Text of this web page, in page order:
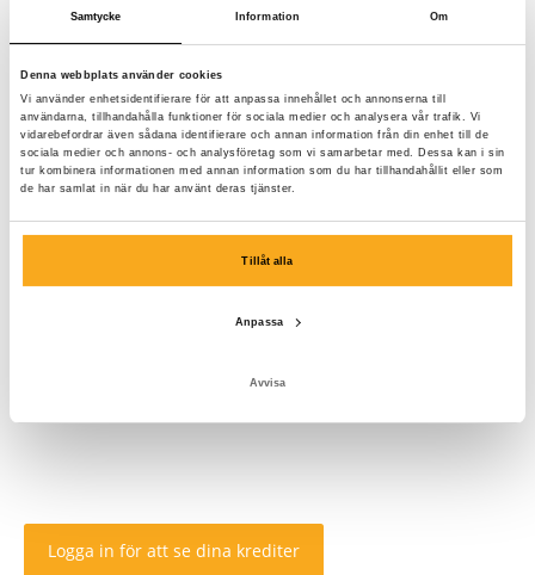
Samtycke Information Om
Denna webbplats använder cookies
Vi använder enhetsidentifierare för att anpassa innehållet och annonserna till
användarna, tillhandahålla funktioner för sociala medier och analysera vår trafik. Vi
vidarebefordrar även sådana identifierare och annan information från din enhet till de
sociala medier och annons- och analysföretag som vi samarbetar med. Dessa kan i sin
tur kombinera informationen med annan information som du har tillhandahållit eller som
de har samlat in när du har använt deras tjänster.
Tillåt alla
Anpassa
Avvisa
Logga in för att se dina krediter